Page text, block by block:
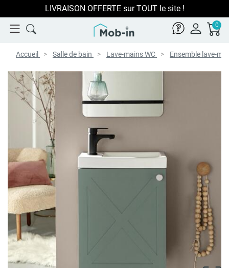
LIVRAISON OFFERTE sur TOUT le site !
0
Accueil Salle de bain Lave-mains WC Ensemble lave-